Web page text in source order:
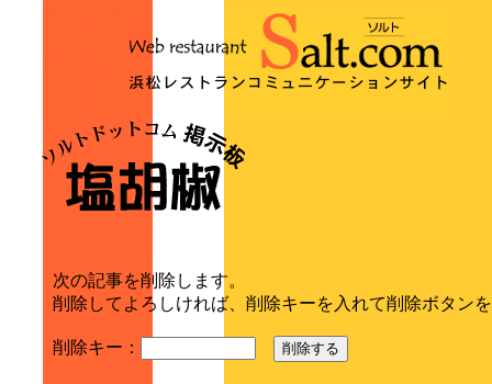
次の記事を削除します。
削除してよろしければ、削除キーを入れて削除ボタン
削除キー： 削除する